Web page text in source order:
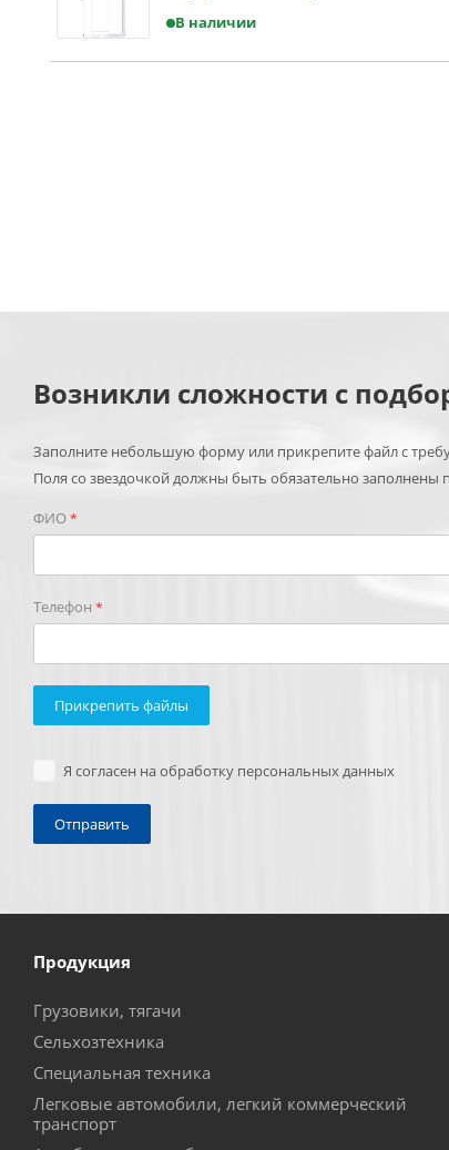
В наличии
Возникли сложности с
Заполните небольшую форму или прикрепите файл с
Поля со звездочкой должны быть обязательно заполнены
ФИО*
Телефон *
Прикрепить файлы
Я согласен на обработку персональных данных
Продукция
Грузовики, тягачи
Сельхозтехника
Специальная техника
Легковые автомобили, легкий коммерческий
транспорт